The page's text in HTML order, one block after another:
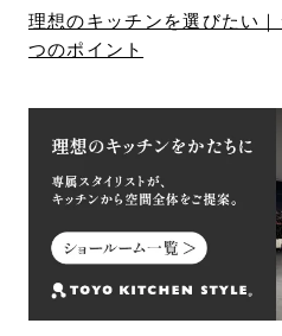
理想のキッチンを選びたい
つのポイント